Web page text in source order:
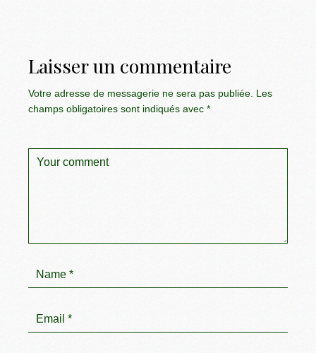
Laisser un commentaire
Votre adresse de messagerie ne sera pas publiée. Les
champs obligatoires sont indiqués avec*